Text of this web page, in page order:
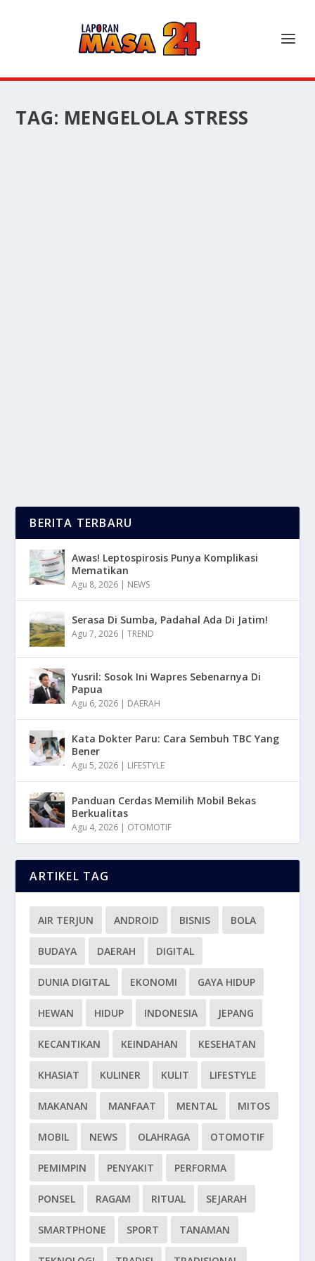
TAG: MENGELOLA STRESS
BERITA TERBARU
Awas! Leptospirosis Punya Komplikasi
Mematikan
Agu 8, 2026 | NEWS
Serasa Di Sumba, Padahal Ada Di Jatim!
Agu 7, 2026 |TREND
Yusril: Sosok Ini Wapres Sebenarnya Di
Papua
Agu 6, 2026 | DAERAH
Kata Dokter Paru: Cara Sembuh TBC Yang
Bener
Agu 5, 2026 | LIFESTYLE
Panduan Cerdas Memilih Mobil Bekas
Berkualitas
Agu 4, 2026 | OTOMOTIF
ARTIKEL TAG
AIR TERJUN ANDROID BISNIS BOLA
BUDAYA DAERAH DIGITAL
DUNIA DIGITAL EKONOMI GAYA HIDUP
HEWAN HIDUP INDONESIA JEPANG
KECANTIKAN KEINDAHAN KESEHATAN
KHASIAT KULINER KULIT LIFESTYLE
MAKANAN MANFAAT MENTAL MITOS
MOBIL NEWS OLAHRAGA OTOMOTIF
PEMIMPIN PENYAKIT PERFORMA
PONSEL RAGAM RITUAL SEJARAH
SMARTPHONE SPORT TANAMAN